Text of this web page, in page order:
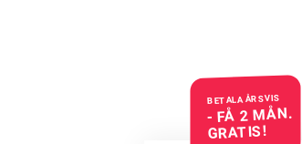
BETALA ÅRSVIS
- FÅ 2 MÅN.
GRATIS!